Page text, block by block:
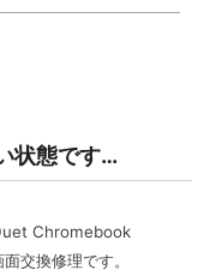
状態です…
Chromebook
交換修理です。